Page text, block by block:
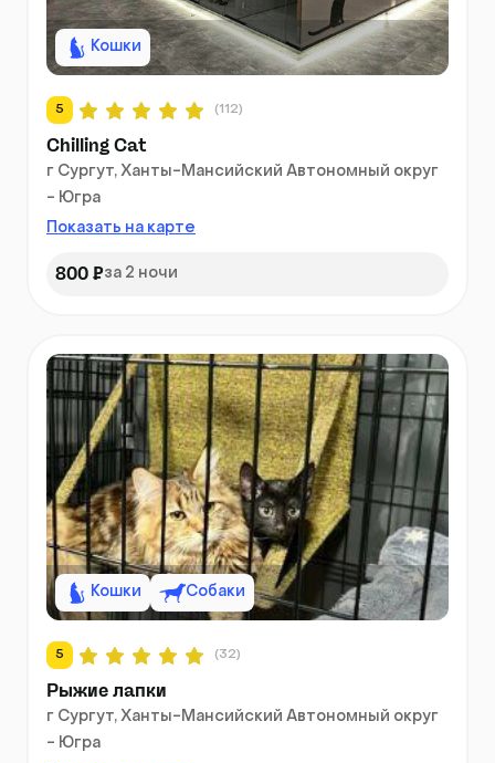
Кошки
5 (112)
Chilling Cat
г Сургут, Ханты-Мансийский Автономный округ
- Югра
Показать на карте
800 ₽за 2 ночи
Кошки Собаки
5 (32)
Рыжие лапки
г Сургут, Ханты-Мансийский Автономный округ
- Югра